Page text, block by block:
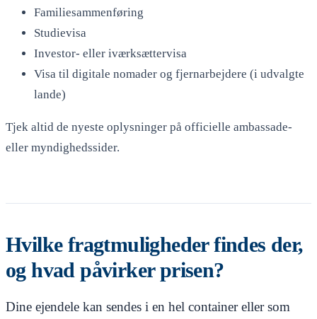
Familiesammenføring
Studievisa
Investor- eller iværksættervisa
Visa til digitale nomader og fjernarbejdere (i udvalgte
lande)
Tjek altid de nyeste oplysninger på officielle ambassade-
eller myndighedssider.
Hvilke fragtmuligheder findes der,
og hvad påvirker prisen?
Dine ejendele kan sendes i en hel container eller som